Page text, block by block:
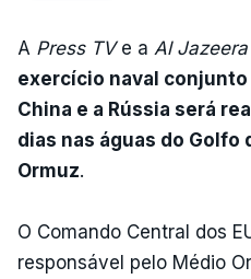
A Press TVe a Al Jazeera
exercício naval
China e a Rússia será
dias nas águas do Golfo
Ormuz.
O Comando Central dos
responsável pelo Médio